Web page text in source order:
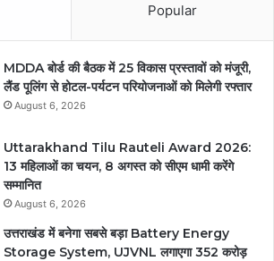
Popular
MDDA बोर्ड की बैठक में 25 विकास प्रस्तावों को मंजूरी,
लैंड पूलिंग से होटल-पर्यटन परियोजनाओं को मिलेगी रफ्तार
August 6, 2026
Uttarakhand Tilu Rauteli Award 2026:
13 महिलाओं का चयन, 8 अगस्त को सीएम धामी करेंगे
सम्मानित
August 6, 2026
उत्तराखंड में बनेगा सबसे बड़ा Battery Energy
Storage System, UJVNL लगाएगा 352 करोड़